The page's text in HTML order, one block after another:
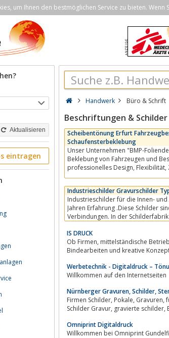
um Ihnen den bestmöglichen Service zu bieten.
Aktualisieren
eintragen
Handwerk Büro & Schrift
Beschriftungen & Schilder
Scheibentönung Erfurt
Schaufensterbeklebung
Unser Unternehmen "BMP-
Beklebung von Fahrzeugen und
professionelles Design, Flexibilität, Zuverlässigkeitund Kundennähe zum günstigen Preis, wobei uns Ihre
Zeit genauso kostbar ist...
Industrieschilder Gravurschilder
Industrieschilder für die Innen-
Jahren Erfahrung .Diese Schilder
Verbindungen. In der Schilderfabrik Bohn fertigen
IS DRUCK
Ob Firmen, mittelständische Betriebe oder Privatpersonen - IS DRUCK in Mörfelden-Walldorf erstellt hochwertige Drucke,
Bindearbeiten und kreative
Werbetechnik - Digitaldruck –
Willkommen auf den Internetseiten
Nürnberger Gravuren, Schilder,
Firmen Schilder, Pokale, Gravuren, für Lörrach, Basel, Weil am Rhein, Rheinfelden, Schilder drucken , Schilder gravieren,
Omniprint Digitaldruck
Willkommen bei Omniprint